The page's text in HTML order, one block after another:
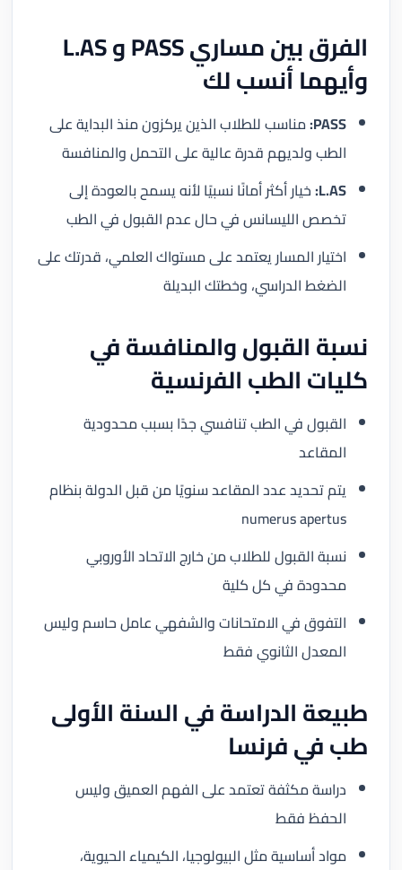
الفرق بين مساري PASS و L.AS
وأيهما أنسب لك
PASS: مناسب للطلاب الذين يركزون منذ البداية على
الطب ولديهم قدرة عالية على التحمل والمنافسة
L.AS: خيار أكثر أمانًا نسبيًا لأنه يسمح بالعودة إلى
تخصص الليسانس في حال عدم القبول في الطب
اختيار المسار يعتمد على مستواك العلمي، قدرتك على
الضغط الدراسي، وخطتك البديلة
نسبة القبول والمنافسة في
كليات الطب الفرنسية
القبول في الطب تنافسي جدًا بسبب محدودية
المقاعد
يتم تحديد عدد المقاعد سنويًا من قبل الدولة بنظام
numerus apertus
نسبة القبول للطلاب من خارج الاتحاد الأوروبي
محدودة في كل كلية
التفوق في الامتحانات والشفهي عامل حاسم وليس
المعدل الثانوي فقط
طبيعة الدراسة في السنة الأولى
طب في فرنسا
دراسة مكثفة تعتمد على الفهم العميق وليس
الحفظ فقط
مواد أساسية مثل البيولوجيا، الكيمياء الحيوية،